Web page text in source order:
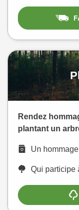
Rendez
plantant un
Un hommage
Qui participe